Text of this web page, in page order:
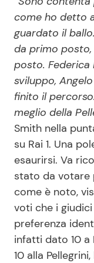
come ho detto
guardato il
da primo posto,
posto. Federica
sviluppo,
finito il
meglio della
Smith nella
su Rai 1. Una
esaurirsi. Va
stato da votare
come è noto,
voti che i
preferenza
infatti dato 10 a
10 alla